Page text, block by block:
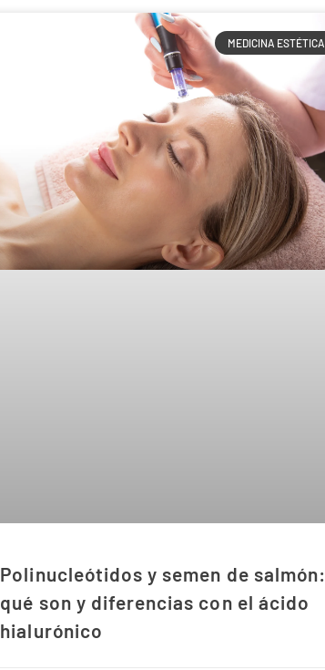
MEDICINA ESTÉTICA
Polinucleótidos y semen de salmón:
qué son y diferencias con el ácido
hialurónico